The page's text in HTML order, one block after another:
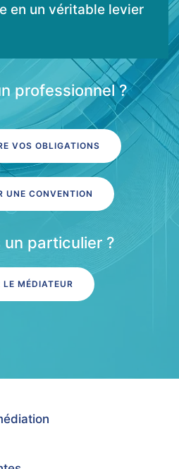
en un véritable levier
professionnel ?
VOS OBLIGATIONS
UNE CONVENTION
un particulier ?
LE MÉDIATEUR